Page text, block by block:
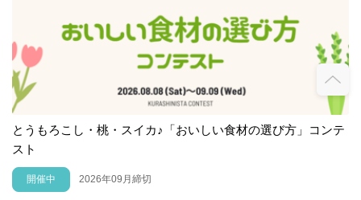
とうもろこし・桃・スイカ♪「おいしい食材の選び方」コンテ
スト
開催中 2026年09月締切